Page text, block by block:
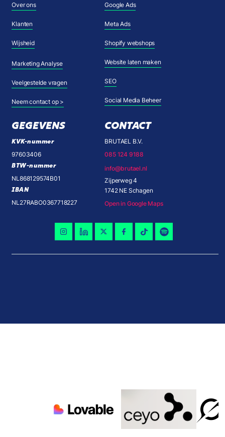
Over ons
Klanten
Wijsheid
Marketing Analyse
Veelgestelde vragen
Neem contact op >
Google Ads
Meta Ads
Shopify webshops
Website laten maken
SEO
Social Media Beheer
GEGEVENS
KVK-nummer
97603406
BTW-nummer
NL868129574B01
IBAN
NL27RABO0367718227
CONTACT
BRUTAEL B.V.
085 124 9188
info@brutael.nl
Zijperweg 4
1742 NE Schagen
Open in Google Maps